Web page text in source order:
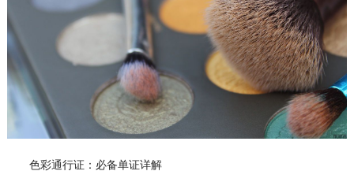
色彩通行证：必备单证详解